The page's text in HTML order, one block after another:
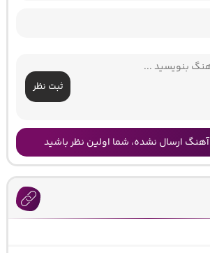
ثبت نظر
ارسال نشده، شما اولین نظر باشید